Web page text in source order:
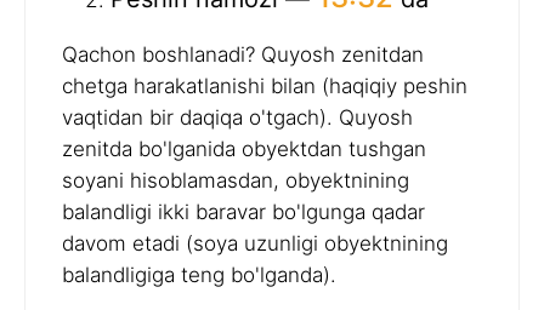
Qachon boshlanadi? Quyosh zenitdan
chetga harakatlanishi bilan (haqiqiy peshin
vaqtidan bir daqiqa o'tgach). Quyosh
zenitda bo'lganida obyektdan tushgan
soyani hisoblamasdan, obyektnining
balandligi ikki baravar bo'lgunga qadar
davom etadi (soya uzunligi obyektnining
balandligiga teng bo'lganda).